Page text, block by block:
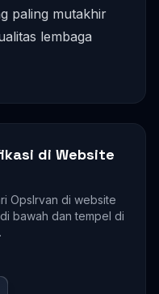
paling mutakhir
lembaga
di Website
OpsIrvan di website
bawah dan tempel di